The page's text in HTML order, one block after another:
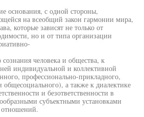
основания, с одной стороны,
на всеобщий закон гармонии мира,
которые зависят не только от
но и от типа организации
человека и общества, к
индивидуальной и коллективной
профессионально-прикладного,
общесоциального), а также к диалектике
и безответственности в
субъектными установками
отношений.